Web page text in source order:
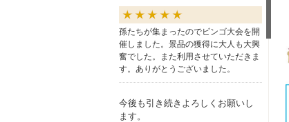
孫たちが集まったのでビンゴ大会を開
催しました。景品の獲得に大人も大興
奮でした。また利用させていただきま
す。ありがとうございました。
今後も引き続きよろしくお願いし
ます。